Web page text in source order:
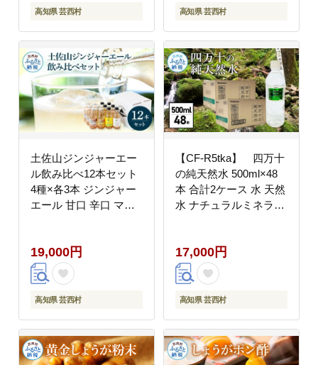
高知県 芸西村 高知県 芸西村
土佐山ジンジャーエー
ル飲み比べ12本セット
4種×各3本 ジンジャー
エール 甘口 辛口 マイ
ドリンク ジンジャー ジ
ュース 飲み比べ 贈り物
故郷納税 19000円 ふる
さとのうぜい 高知県産
19,000円
高知県 芸西村
【CF-R5tka】 四万十
の純天然水 500ml×48
本 合計2ケース 水 天然
水 ナチュラルミネラル
お水 飲みやすい ご家庭
用 ご自宅用 防災 まと
め買い 備蓄 防災
17,000円
高知県 芸西村